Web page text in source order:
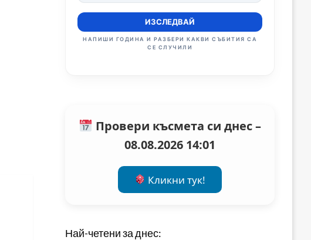
ИЗСЛЕДВАЙ
НАПИШИ ГОДИНА И РАЗБЕРИ КАКВИ СЪБИТИЯ СА
СЕ СЛУЧИЛИ
Провери късмета си днес –
08.08.2026 14:01
Кликни тук!
Най-четени за днес: